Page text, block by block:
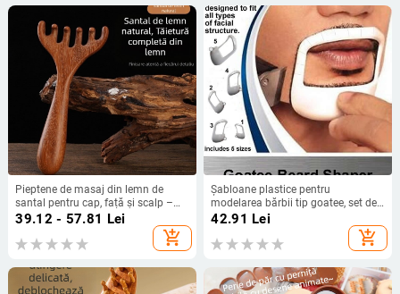
Pieptene de masaj din lemn de
santal pentru cap, față și scalp –
masaj meridian
39.12 - 57.81 Lei
add_shopping_cart
Șabloane plastice pentru
modelarea bărbii tip goatee, set de
5 bucăți
42.91 Lei
add_shopping_cart